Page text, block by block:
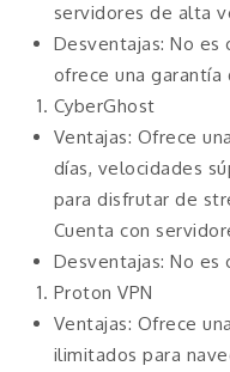
servidores de alta
Desventajas: No
ofrece una
CyberGhost
Ventajas: Ofrece
días, velocidades
para disfrutar de
Cuenta con
Desventajas: No
Proton VPN
Ventajas: Ofrece
ilimitados para